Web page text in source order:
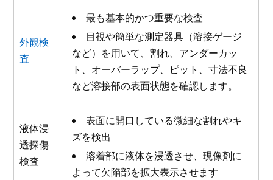
外観検
査
最も基本的かつ重要な検査
目視や簡単な測定器具（溶接ゲージ
など）を用いて、割れ、アンダーカッ
ト、オーバーラップ、ピット、寸法不良
など溶接部の表面状態を確認します。
液体浸
透探傷
検査
表面に開口している微細な割れやキ
ズを検出
溶着部に液体を浸透させ、現像剤に
よって欠陥部を拡大表示させます